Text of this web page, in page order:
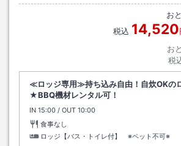
約２０分。梅園の里。
お
税込 14,520
お
税
≪ロッジ専用≫持ち込み自由！自炊OKの
★BBQ機材レンタル可！
IN チェックイン
15:00 / OUT チェックアウト
10:00
食事なし
ロッジ【バス・トイレ付】 ※ペット不可※